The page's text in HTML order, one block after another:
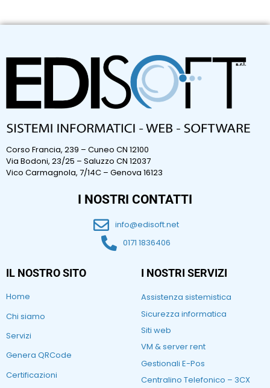
Corso Francia, 239 – Cuneo CN 12100
Via Bodoni, 23/25 – Saluzzo CN 12037
Vico Carmagnola, 7/14C – Genova 16123
I NOSTRI CONTATTI
info@edisoft.net
0171 1836406
IL NOSTRO SITO
Home
Chi siamo
Servizi
Genera QRCode
Certificazioni
I NOSTRI SERVIZI
Assistenza sistemistica
Sicurezza informatica
Siti web
VM & server rent
Gestionali E-Pos
Centralino Telefonico – 3CX